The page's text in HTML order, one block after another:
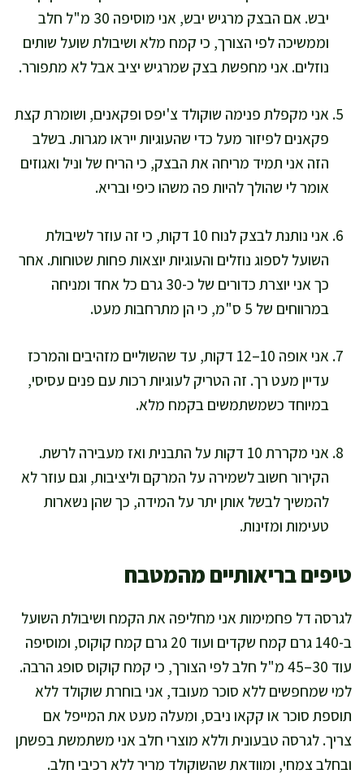
יבש. אם הבצק מרגיש יבש, אני מוסיפה 30 מ"ל חלב
וממשיכה לפי הצורך, כי קמח מלא ושיבולת שועל שותים
נוזלים. אני מחפשת בצק שמרגיש יציב אבל לא מתפורר.
אני מקפלת פנימה שוקולד צ'יפס ופקאנים, ושומרת קצת
פקאנים לפיזור מעל כדי שהעוגיות ייראו מגרות. בשלב
הזה אני תמיד מריחה את הבצק, כי הריח של וניל ואגוזים
אומר לי שהולך להיות פה משהו כיפי ובריא.
אני נותנת לבצק לנוח 10 דקות, כי זה עוזר לשיבולת
השועל לספוג נוזלים והעוגיות יוצאות פחות שטוחות. אחר
כך אני יוצרת כדורים של כ-30 גרם כל אחד ומניחה
במרווחים של 5 ס"מ, כי הן מתרחבות מעט.
אני אופה 10–12 דקות, עד שהשוליים מזהיבים והמרכז
עדיין מעט רך. זה הטריק לעוגיות רכות עם פנים עסיסי,
במיוחד כשמשתמשים בקמח מלא.
אני מקררת 10 דקות על התבנית ואז מעבירה לרשת.
הקירור חשוב לשמירה על המרקם וליציבות, וגם עוזר לא
להמשיך לבשל אותן יתר על המידה, כך שהן נשארות
טעימות ומזינות.
טיפים בריאותיים מהמטבח
לגרסה דל פחמימות אני מחליפה את הקמח ושיבולת השועל
ב-140 גרם קמח שקדים ועוד 20 גרם קמח קוקוס, ומוסיפה
עוד 30–45 מ"ל חלב לפי הצורך, כי קמח קוקוס סופג הרבה.
למי שמחפשים ללא סוכר מעובד, אני בוחרת שוקולד ללא
תוספת סוכר או קקאו ניבס, ומעלה מעט את המייפל אם
צריך. לגרסה טבעונית וללא מוצרי חלב אני משתמשת בפשתן
ובחלב צמחי, ומוודאת שהשוקולד מריר ללא רכיבי חלב.